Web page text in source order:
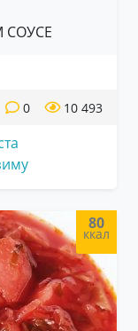
СОУСЕ
10 493
0
80
ккал